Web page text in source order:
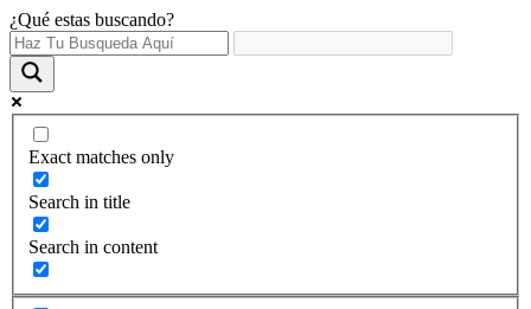
¿Qué estas buscando?
Exact matches only
Search in title
Search in content